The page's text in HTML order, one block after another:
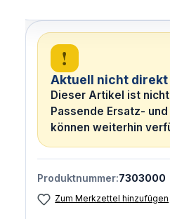
!
Aktuell nicht
Dieser Artikel ist
Passende Ersatz-
können weiterhin
Produktnummer:7303000
Zum Merkzettel hinzufügen